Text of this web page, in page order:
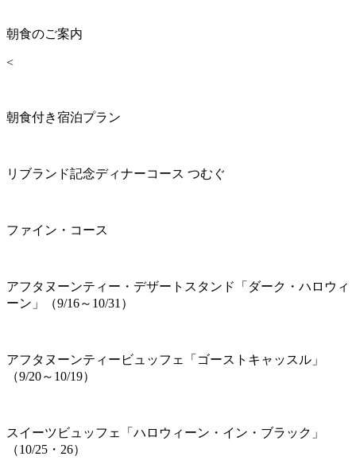
朝食のご案内
<
朝食付き宿泊プラン
リブランド記念ディナーコース つむぐ
ファイン・コース
アフタヌーンティー・デザートスタンド「ダーク・ハロウィ
ーン」（9/16～10/31）
アフタヌーンティービュッフェ「ゴーストキャッスル」
（9/20～10/19）
スイーツビュッフェ「ハロウィーン・イン・ブラック」
（10/25・26）